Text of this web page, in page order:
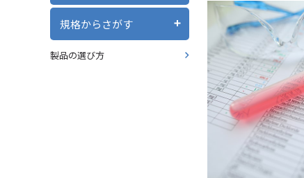
規格からさがす
製品の選び方